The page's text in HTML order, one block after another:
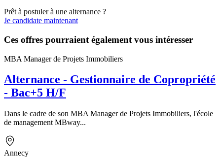
Prêt à postuler à une alternance ?
Je candidate maintenant
Ces offres pourraient également vous intéresser
MBA Manager de Projets Immobiliers
Alternance - Gestionnaire de Copropriété
- Bac+5 H/F
Dans le cadre de son MBA Manager de Projets Immobiliers, l'école
de management MBway...
Annecy